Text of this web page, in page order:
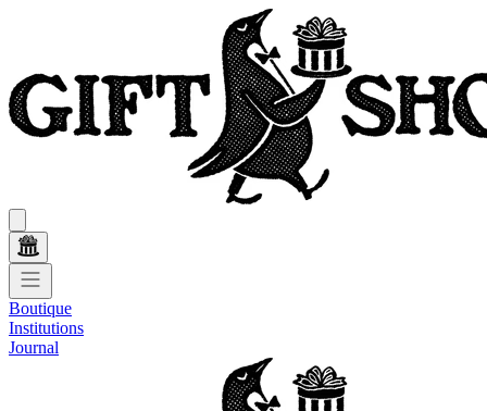
Boutique
Institutions
Journal